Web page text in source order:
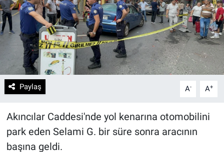
Paylaş A- A+
Akıncılar Caddesi'nde yol kenarına otomobilini
park eden Selami G. bir süre sonra aracının
başına geldi.